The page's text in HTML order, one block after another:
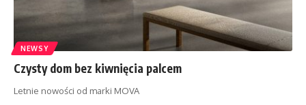
NEWSY
Czysty dom bez kiwnięcia palcem
Letnie nowości od marki MOVA